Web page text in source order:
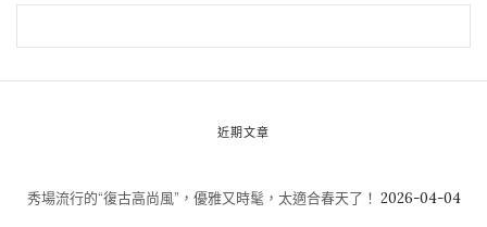
近期文章
秀場流行的“復古高尚風”，優雅又時髦，太適合春天了！ 2026-04-04